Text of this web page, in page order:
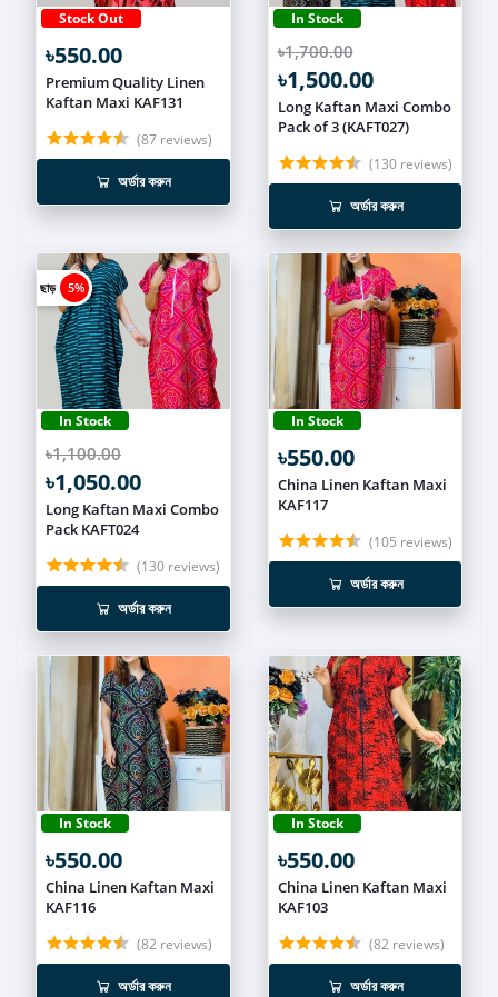
Stock Out
৳550.00
Premium Quality Linen
Kaftan Maxi KAF131
(87 reviews)
অর্ডার করুন
In Stock
৳1,700.00
৳1,500.00
Long Kaftan Maxi Combo
Pack of 3 (KAFT027)
(130 reviews)
অর্ডার করুন
ছাড় 5%
In Stock
৳1,100.00
৳1,050.00
Long Kaftan Maxi Combo
Pack KAFT024
(130 reviews)
অর্ডার করুন
In Stock
৳550.00
China Linen Kaftan Maxi
KAF117
(105 reviews)
অর্ডার করুন
In Stock
৳550.00
China Linen Kaftan Maxi
KAF116
(82 reviews)
অর্ডার করুন
In Stock
৳550.00
China Linen Kaftan Maxi
KAF103
(82 reviews)
অর্ডার করুন